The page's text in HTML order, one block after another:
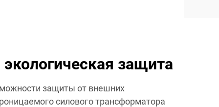
защита
защиты от внешних
силового трансформатора